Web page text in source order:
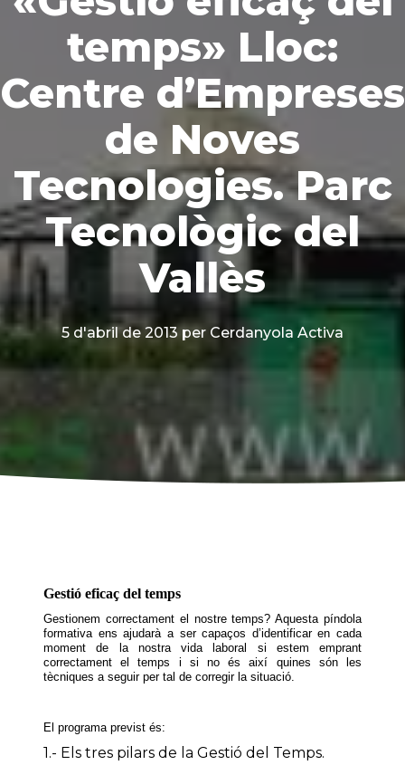
temps» Lloc:
Centre d’Empreses
de Noves
Tecnologies. Parc
Tecnològic del
Vallès
5 d'abril de 2013 per Cerdanyola Activa
Gestió eficaç del temps
Gestionem correctament el nostre temps? Aquesta píndola
formativa ens ajudarà a ser capaços d’identificar en cada
moment de la nostra vida laboral si estem emprant
correctament el temps i si no és així quines són les
tècniques a seguir per tal de corregir la situació.
El programa previst és:
1.- Els tres pilars de la Gestió del Temps.